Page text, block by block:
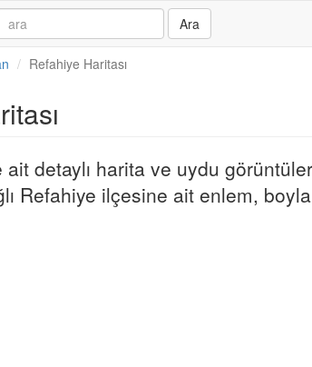
Ara
Refahiye Haritası
ait detaylı harita ve uydu
Refahiye ilçesine ait enlem,